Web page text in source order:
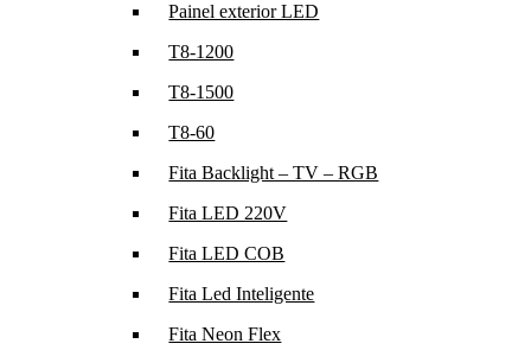
Painel exterior LED
T8-1200
T8-1500
T8-60
Fita Backlight – TV – RGB
Fita LED 220V
Fita LED COB
Fita Led Inteligente
Fita Neon Flex